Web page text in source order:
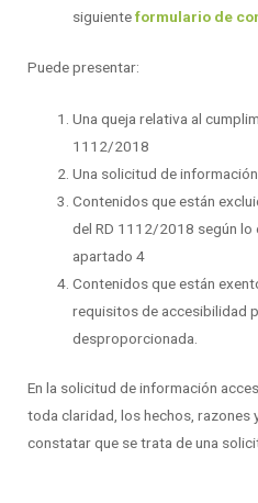
siguienteformulario de
Puede presentar:
Una queja relativa al
1112/2018
Una solicitud de
Contenidos que están
del RD 1112/2018 según lo
apartado 4
Contenidos que están
requisitos de accesibilidad
desproporcionada.
En la solicitud de información
toda claridad, los hechos, razones
constatar que se trata de una